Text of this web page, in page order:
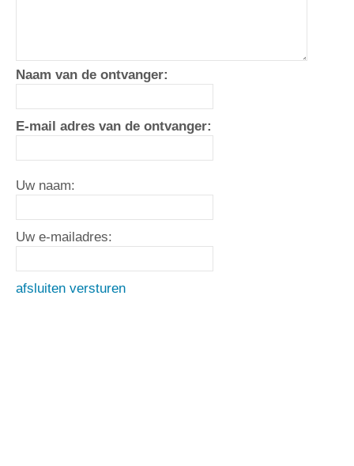
Naam van de ontvanger:
E-mail adres van de ontvanger:
Uw naam:
Uw e-mailadres:
afsluiten versturen